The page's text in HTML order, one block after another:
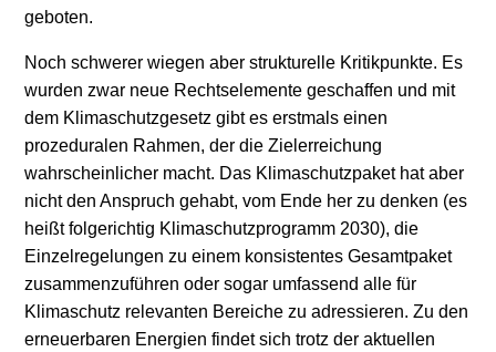
geboten.
Noch schwerer wiegen aber strukturelle Kritikpunkte. Es
wurden zwar neue Rechtselemente geschaffen und mit
dem Klimaschutzgesetz gibt es erstmals einen
prozeduralen Rahmen, der die Zielerreichung
wahrscheinlicher macht. Das Klimaschutzpaket hat aber
nicht den Anspruch gehabt, vom Ende her zu denken (es
heißt folgerichtig Klimaschutzprogramm 2030), die
Einzelregelungen zu einem konsistentes Gesamtpaket
zusammenzuführen oder sogar umfassend alle für
Klimaschutz relevanten Bereiche zu adressieren. Zu den
erneuerbaren Energien findet sich trotz der aktuellen